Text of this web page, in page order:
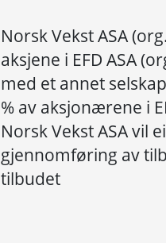
Norsk Vekst ASA
aksjene i EFD ASA
med et annet
% av aksjonærene i
Norsk Vekst ASA vil
gjennomføring av
tilbudet